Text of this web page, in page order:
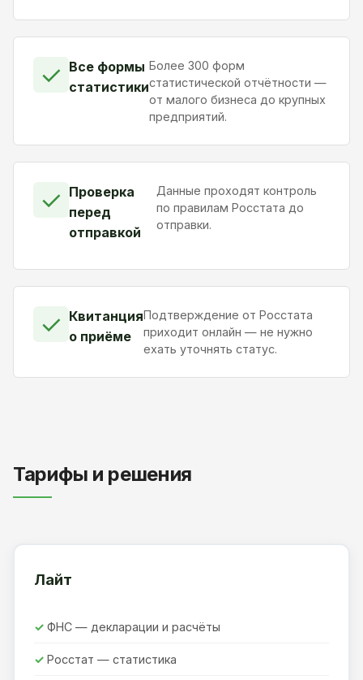
✓ Все формы
статистики
Более 300 форм
статистической отчётности —
от малого бизнеса до крупных
предприятий.
✓ Проверка
перед
отправкой
Данные проходят контроль
по правилам Росстата до
отправки.
✓ Квитанция
о приёме
Подтверждение от Росстата
приходит онлайн — не нужно
ехать уточнять статус.
Тарифы и решения
Лайт
ФНС — декларации и расчёты
Росстат — статистика